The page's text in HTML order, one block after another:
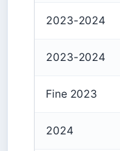
2023-2024
2023-2024
Fine 2023
2024